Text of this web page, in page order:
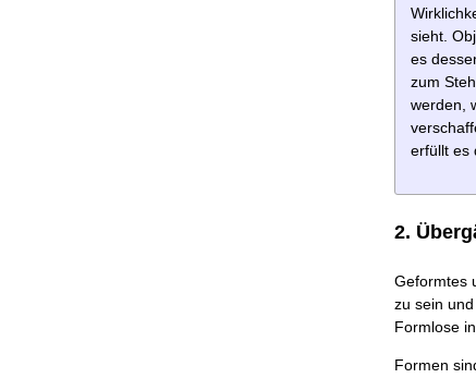
sieht.
es
zum
werden,
erfüllt es
2.
Geformtes
zu sein
Formlose
Formen